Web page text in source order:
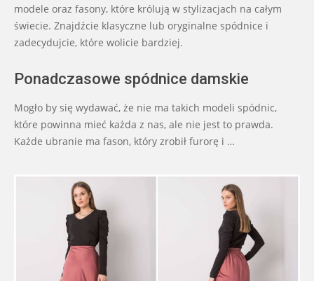
modele oraz fasony, które królują w stylizacjach na całym
świecie. Znajdźcie klasyczne lub oryginalne spódnice i
zadecydujcie, które wolicie bardziej.
Ponadczasowe spódnice damskie
Mogło by się wydawać, że nie ma takich modeli spódnic,
które powinna mieć każda z nas, ale nie jest to prawda.
Każde ubranie ma fason, który zrobił furorę i …